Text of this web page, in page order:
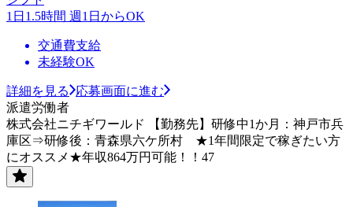
1日1.5時間 週1日からOK
交通費支給
未経験OK
詳細を見る
応募画面に進む
派遣労働者
株式会社ニチギワールド 【勤務先】研修中1か月：神戸市兵
庫区⇒研修後：青森県六ケ所村 ★1年間限定で稼ぎたい方
にオススメ★年収864万円可能！！47